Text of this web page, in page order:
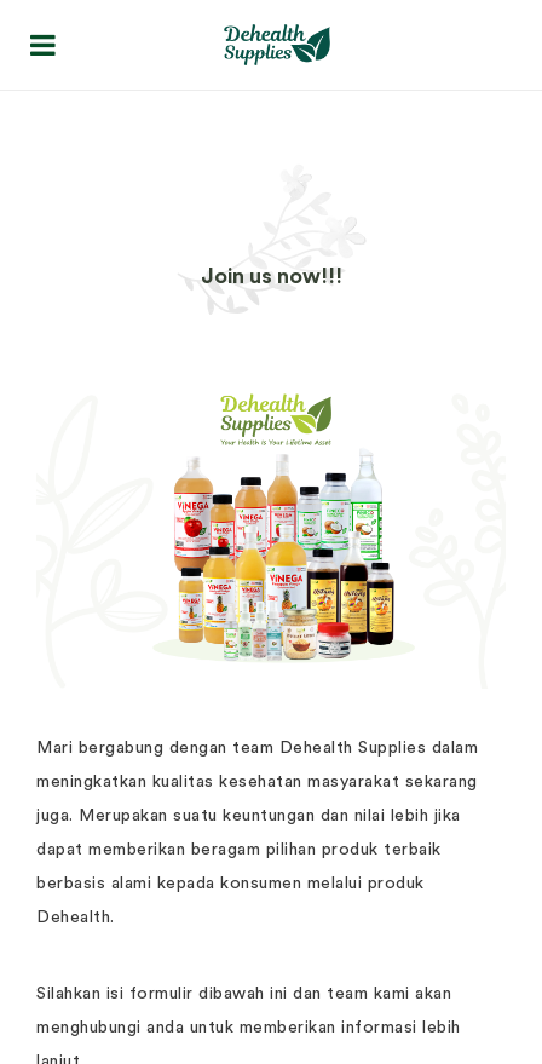
Join us now!!!
Mari bergabung dengan team Dehealth Supplies dalam
meningkatkan kualitas kesehatan masyarakat sekarang
juga. Merupakan suatu keuntungan dan nilai lebih jika
dapat memberikan beragam pilihan produk terbaik
berbasis alami kepada konsumen melalui produk
Dehealth.
Silahkan isi formulir dibawah ini dan team kami akan
menghubungi anda untuk memberikan informasi lebih